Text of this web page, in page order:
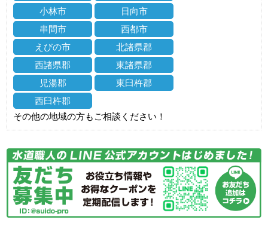
小林市
日向市
串間市
西都市
えびの市
北諸県郡
西諸県郡
東諸県郡
児湯郡
東臼杵郡
西臼杵郡
その他の地域の方もご相談ください！